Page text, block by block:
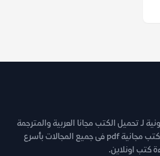
لـ تحميل الكتب مجانا العربية والمترجمة
والروايات والقصص وغيرها من كتب مجانية pdf فى جميع المجالات بأسرع
كتب اونلاين.